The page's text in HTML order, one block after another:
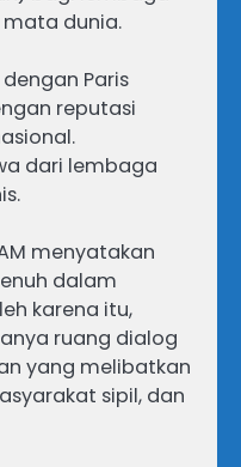
mata dunia.
Paris
reputasi
dari lembaga
menyatakan
dalam
karena itu,
ruang dialog
yang melibatkan
sipil, dan